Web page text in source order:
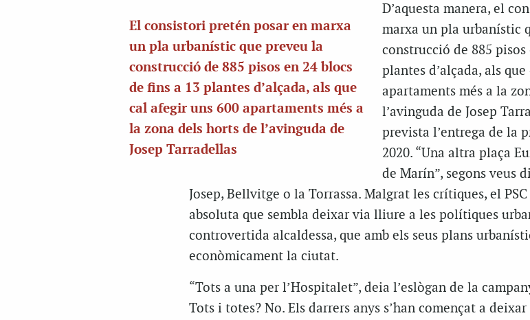
El consistori pretén posar en marxa
un pla urbanístic que preveu la
construcció de 885 pisos en 24 blocs
de fins a 13 plantes d’alçada, als que
cal afegir uns 600 apartaments més a
la zona dels horts de l’avinguda de
Josep Tarradellas
D’aquesta manera, el
marxa un pla urbanístic
construcció de 885
plantes d’alçada, als
apartaments més a la
l’avinguda de Josep
prevista l’entrega de la
2020. “Una altra plaça
de Marín”, segons veus
Josep, Bellvitge o la Torrassa. Malgrat les crítiques, el
absoluta que sembla deixar via lliure a les polítiques
controvertida alcaldessa, que amb els seus plans
econòmicament la ciutat.
“Tots a una per l’Hospitalet”, deia l’eslògan de la
Tots i totes? No. Els darrers anys s’han començat a